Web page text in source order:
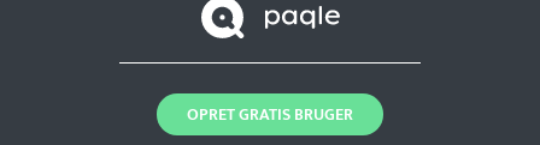
OPRET GRATIS BRUGER